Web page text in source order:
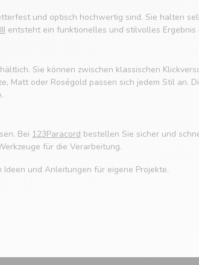
und optisch hochwertig sind. Sie halten
entsteht ein funktionelles und stilvolles
Sie können zwischen klassischen
Matt oder Roségold passen sich jedem Stil an.
Bei 123Paracord bestellen Sie sicher und
für die Verarbeitung.
Ideen und Anleitungen für eigene Projekte.